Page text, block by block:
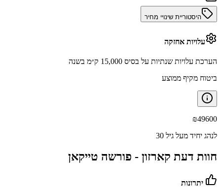
היסטוריית שינויי מחיר
עלויות אחזקה
הערכת עלויות שנתיות על בסיס 15,000 ק״מ בשנה
ביטוח מקיף ממוצע
₪49600
לנהג יחיד מעל גיל 30
חוות דעת קארזון - פורשה טייקאן
יתרונות